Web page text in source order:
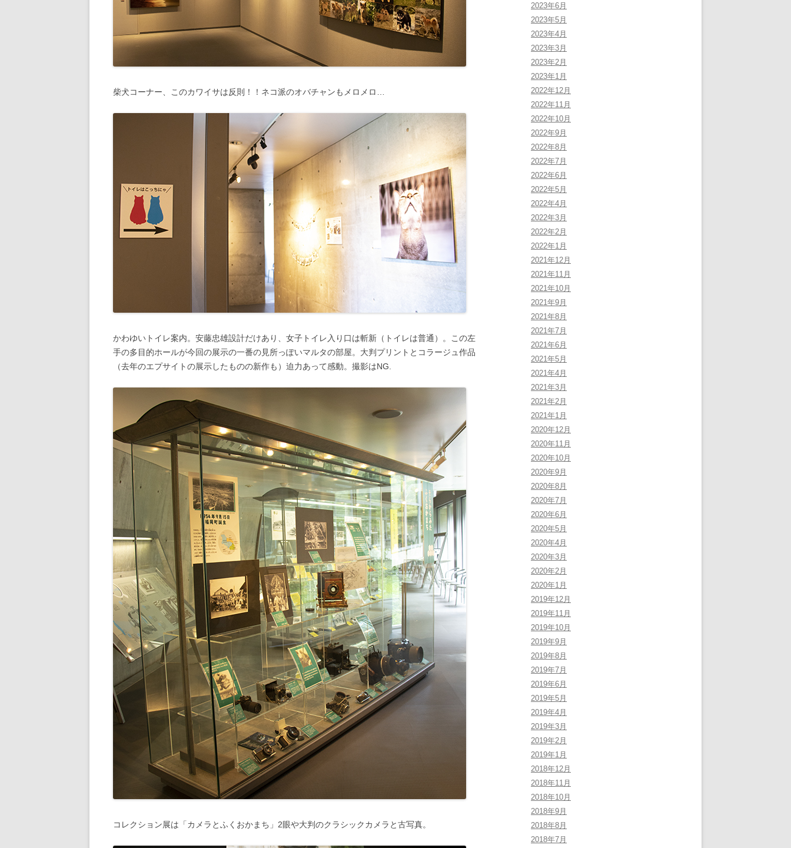
柴犬コーナー、このカワイサは反則！！ネコ派のオバチャンもメロメロ…
かわゆいトイレ案内。安藤忠雄設計だけあり、女子トイレ入り口は斬新（トイレは普通）。この左
手の多目的ホールが今回の展示の一番の見所っぽいマルタの部屋。大判プリントとコラージュ作品
（去年のエプサイトの展示したものの新作も）迫力あって感動。撮影はNG.
コレクション展は「カメラとふくおかまち」2眼や大判のクラシックカメラと古写真。
2023年6月
2023年5月
2023年4月
2023年3月
2023年2月
2023年1月
2022年12月
2022年11月
2022年10月
2022年9月
2022年8月
2022年7月
2022年6月
2022年5月
2022年4月
2022年3月
2022年2月
2022年1月
2021年12月
2021年11月
2021年10月
2021年9月
2021年8月
2021年7月
2021年6月
2021年5月
2021年4月
2021年3月
2021年2月
2021年1月
2020年12月
2020年11月
2020年10月
2020年9月
2020年8月
2020年7月
2020年6月
2020年5月
2020年4月
2020年3月
2020年2月
2020年1月
2019年12月
2019年11月
2019年10月
2019年9月
2019年8月
2019年7月
2019年6月
2019年5月
2019年4月
2019年3月
2019年2月
2019年1月
2018年12月
2018年11月
2018年10月
2018年9月
2018年8月
2018年7月